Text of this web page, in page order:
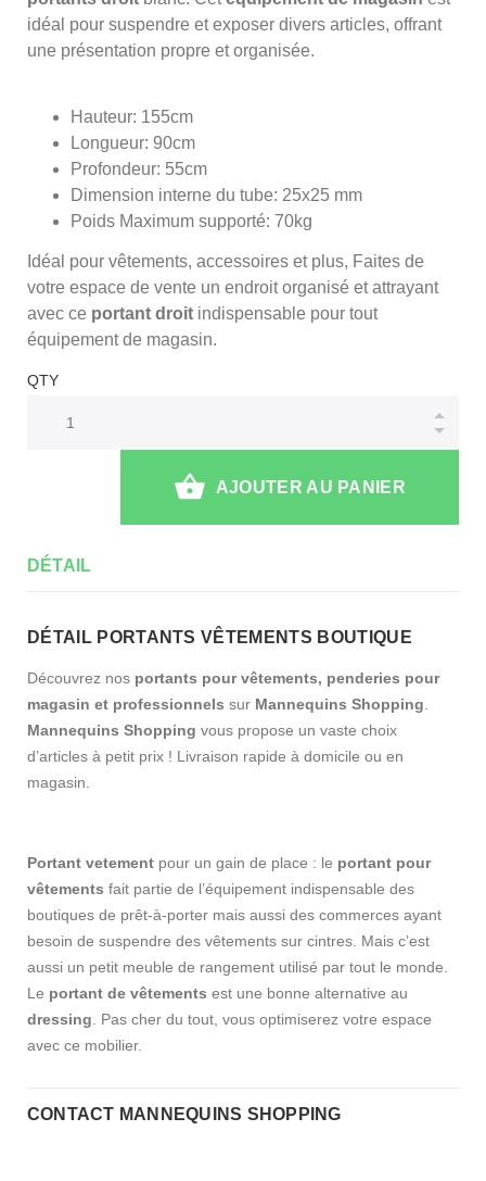
idéal pour suspendre et exposer divers articles, offrant
une présentation propre et organisée.
Hauteur: 155cm
Longueur: 90cm
Profondeur: 55cm
Dimension interne du tube: 25x25 mm
Poids Maximum supporté: 70kg
Idéal pour vêtements, accessoires et plus, Faites de
votre espace de vente un endroit organisé et attrayant
avec ce portant droit indispensable pour tout
équipement de magasin.
QTY
AJOUTER AU PANIER
DÉTAIL
DÉTAIL PORTANTS VÊTEMENTS BOUTIQUE
Découvrez nos portants pour vêtements, penderies pour
magasin et professionnels sur Mannequins Shopping
Mannequins Shopping vous propose un vaste choix
d’articles à petit prix ! Livraison rapide à domicile ou en
magasin.
Portant vetement pour un gain de place : le portant pour
vêtements fait partie de l’équipement indispensable des
boutiques de prêt-à-porter mais aussi des commerces ayant
besoin de suspendre des vêtements sur cintres. Mais c’est
aussi un petit meuble de rangement utilisé par tout le monde.
Le portant de vêtements est une bonne alternative au
dressing . Pas cher du tout, vous optimiserez votre espace
avec ce mobilier.
CONTACT MANNEQUINS SHOPPING